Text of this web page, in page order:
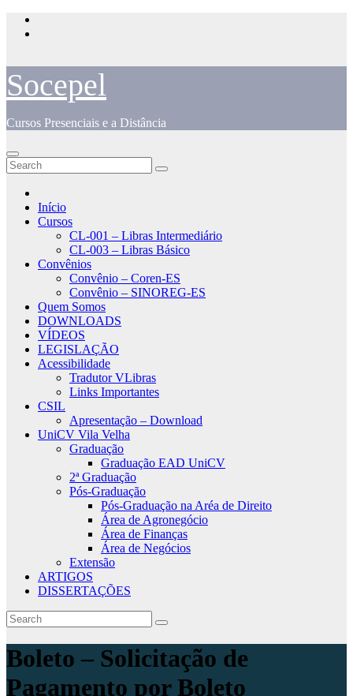
Skip
Socepel
Cursos Presenciais e a Distância
Início
Cursos
CL-001 – Libras Intermediário
CL-003 – Libras Básico
Convênios
Convênio – Coren-ES
Convênio – SINOREG-ES
Quem Somos
DOWNLOADS
VÍDEOS
LEGISLAÇÃO
Acessibilidade
Tradutor VLibras
Links Importantes
CSIL
Apresentação – Download
UniCV Vila Velha
Graduação
Graduação EAD UniCV
2ª Graduação
Pós-Graduação
Pós-Graduação na Aréa de Direito
Área de Agronegócio
Área de Finanças
Área de Negócios
Extensão
ARTIGOS
DISSERTAÇÕES
Boleto – Solicitação de
Pagamento por Boleto